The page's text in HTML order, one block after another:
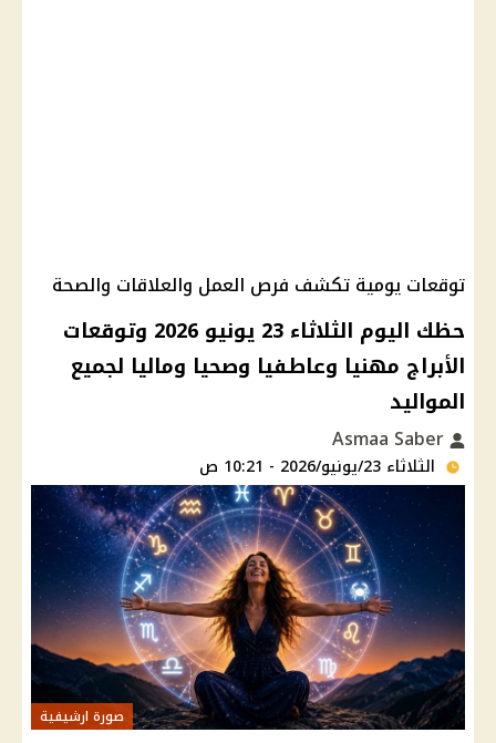
توقعات يومية تكشف فرص العمل والعلاقات والصحة
حظك اليوم الثلاثاء 23 يونيو 2026 وتوقعات
الأبراج مهنيا وعاطفيا وصحيا وماليا لجميع
المواليد
الثلاثاء 23/يونيو/2026 - 10:21 ص
صورة ارشيفية